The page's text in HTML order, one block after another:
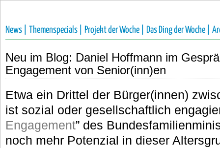
News | Themenspecials | Projekt der Woche | Das Ding der Woche |
Neu im Blog: Daniel Hoffmann im
Engagement von Senior(inn)en
Etwa ein Drittel der Bürger(innen)
ist sozial oder gesellschaftlich
Engagement” des
noch mehr Potenzial in dieser